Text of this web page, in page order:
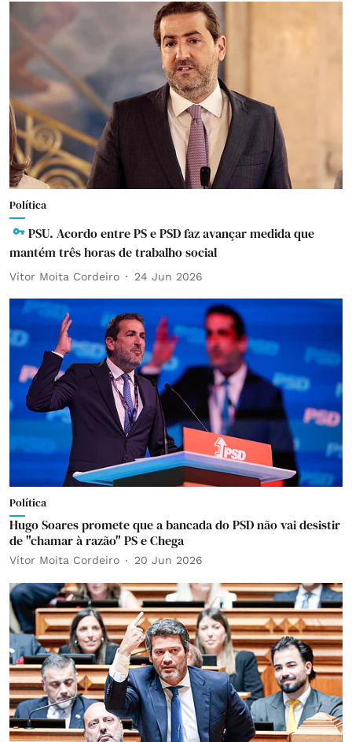
Política
PSU. Acordo entre PS e PSD faz avançar medida que
mantém três horas de trabalho social
Vítor Moita Cordeiro 24 Jun 2026
Política
Hugo Soares promete que a bancada do PSD não vai desistir
de "chamar à razão" PS e Chega
Vítor Moita Cordeiro 20 Jun 2026